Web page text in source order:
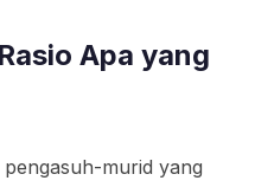
Apa yang
murid yang